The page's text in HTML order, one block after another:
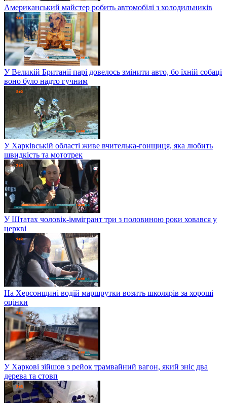
Американський майстер робить автомобілі з холодильників
У Великій Британії парі довелось змінити авто, бо їхній собаці
воно було надто гучним
У Харківській області живе вчителька-гонщиця, яка любить
швидкість та мототрек
У Штатах чоловік-іммігрант три з половиною роки ховався у
церкві
На Херсонщині водій маршрутки возить школярів за хороші
оцінки
У Харкові зійшов з рейок трамвайний вагон, який зніс два
дерева та стовп